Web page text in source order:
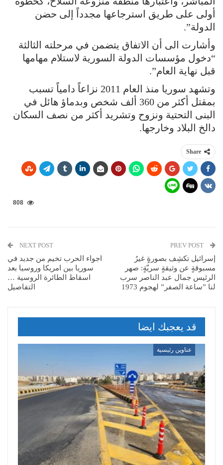
أولى على طريق استرجاعها مجدداً إلى حضن
الدولة”.
وأشارت الى أن الاتفاق يتضمن في مرحلته الثالثة
“دخول مؤسسات الدولة السورية لاستلام مهامها
قبل نهاية العام”.
وتشهد سوريا منذ العام 2011 نزاعاً دامياً تسبب
بمقتل أكثر من 360 ألف شخص وبدماؤ هائل في
البنى التحتية ونزوح وتشريد أكثر من نصف السكان
دالخ البلاد وخارجها.
Share
808
إسرائيل تكشِف بصورةٍ غيرُ
مسبوقةٍ عن وثيقةٍ سريّةٍ: صهر
الرئيس جمال عبد الناصر سرب
لنا ”ساعة الصفر” لهجوم 1973
NEXT POST
اجواء الحرب تخيم من جديد في
سوريا بين امريكا وروسيا بعد
اسقاط الطائرة الروسية …
التفاصيل
قد يعجبك ايضا
عناوين رئيسية